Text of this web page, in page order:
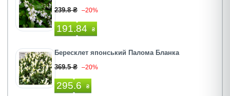
239.8 ₴ –20%
191.84 ₴
Бересклет японський Палома Бланка
369.5 ₴ –20%
295.6 ₴